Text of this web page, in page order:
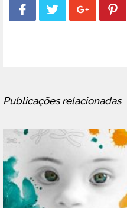
Publicações relacionadas